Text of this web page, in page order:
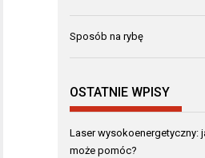
Sposób na rybę
OSTATNIE WPISY
Laser wysokoenergetyczny:
może pomóc?